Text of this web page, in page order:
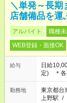
＼単発～長期
店舗備品を運
アルバイト 職種
WEB登録・面接OK
給与
日給
定) ＊各
勤務地
東京都台
上野駅 /